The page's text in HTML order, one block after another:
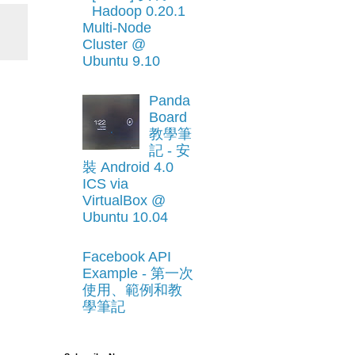
Hadoop 0.20.1
Multi-Node
Cluster @
Ubuntu 9.10
Panda
Board
教學筆
記 - 安
裝 Android 4.0
ICS via
VirtualBox @
Ubuntu 10.04
Facebook API
Example - 第一次
使用、範例和教
學筆記